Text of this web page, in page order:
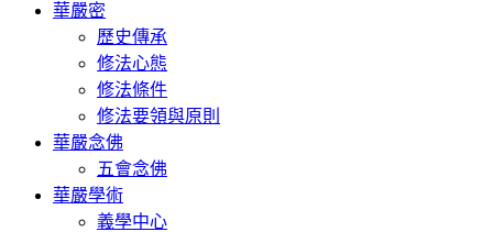
華嚴密
歷史傳承
修法心態
修法條件
修法要領與原則
華嚴念佛
五會念佛
華嚴學術
義學中心